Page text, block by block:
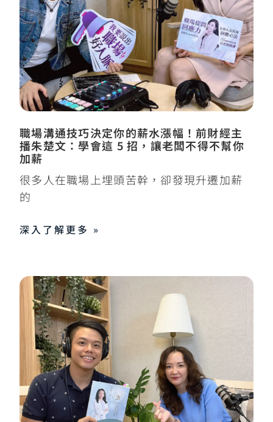
職場溝通技巧決定你的薪水漲幅！前財經主
播朱楚文：學會這 5 招，讓老闆不得不幫你
加薪
很多人在職場上埋頭苦幹，卻發現升遷加薪
的
深入了解更多 »